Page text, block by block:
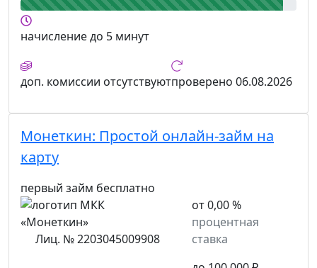
начислениедо 5 минут
доп. комиссии отсутствуютпроверено 06.08.2026
Монеткин: Простой онлайн-займ на
карту
первый займ бесплатно
Лиц. № 2203045009908
от 0,00 %
процентная
ставка